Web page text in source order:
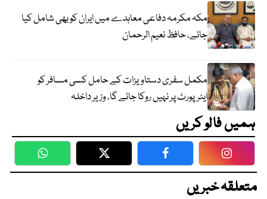
مکہ مکرمہ دفاعی معاہدے میں ایران کو بھی شامل کیا
جائے، حافظ نعیم الرحمان
مکمل سفری دستاویزات کے حامل کسی مسافر کو
ایئرپورٹ پر نہیں روکا جائے گا، وزیر داخلہ
ہمیں فالو کریں
WhatsApp Twitter Facebook
متعلقہ خبریں